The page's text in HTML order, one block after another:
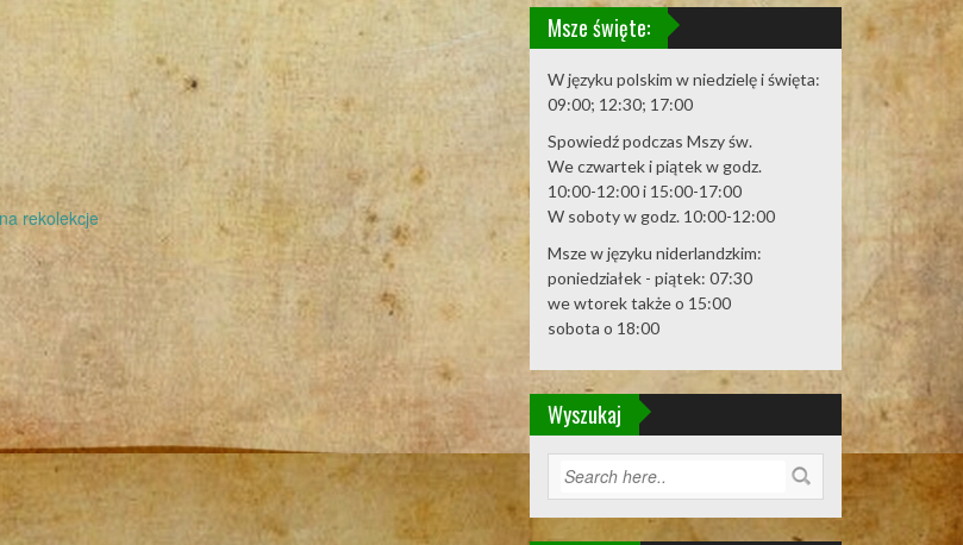
rekolekcje
Msze święte:
W języku polskim w niedzielę i święta:
09:00; 12:30; 17:00
Spowiedź podczas Mszy św.
We czwartek i piątek w godz.
10:00-12:00 i 15:00-17:00
W soboty w godz. 10:00-12:00
Msze w języku niderlandzkim:
poniedziałek - piątek: 07:30
we wtorek także o 15:00
sobota o 18:00
Wyszukaj